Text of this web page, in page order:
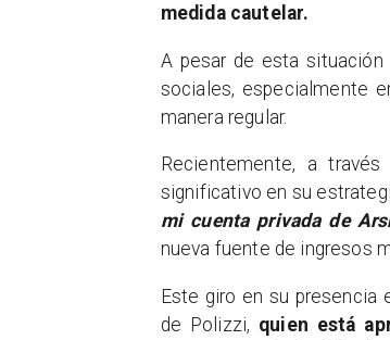
medida cautelar.
A pesar de esta situación
sociales, especialmente
manera regular.
Recientemente, a
significativo en su
mi cuenta privada de
nueva fuente de ingresos
Este giro en su presencia
de Polizzi, quien está